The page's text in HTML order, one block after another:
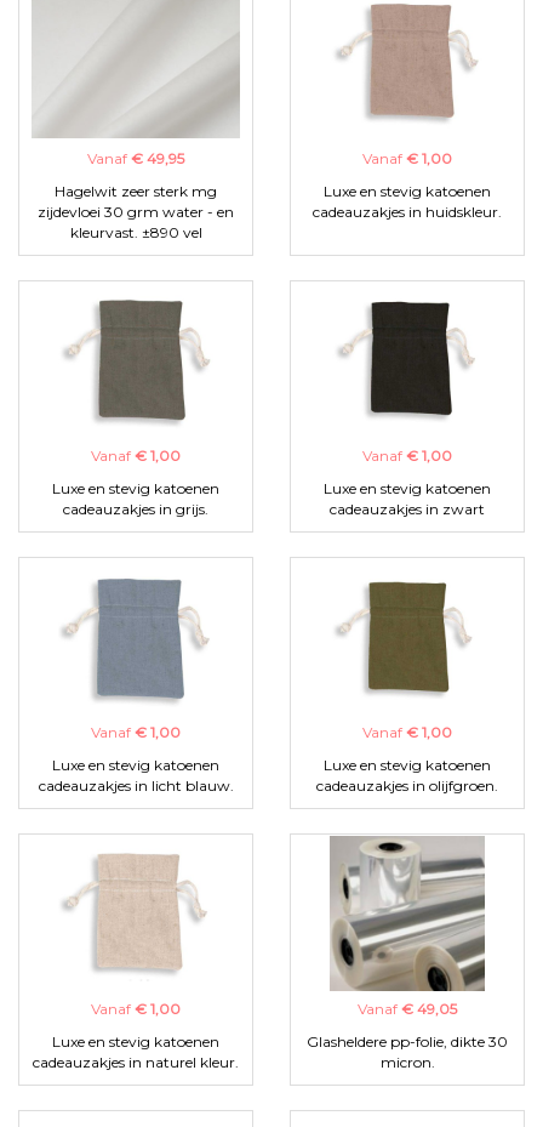
Vanaf € 49,95
Hagelwit zeer sterk mg
zijdevloei 30 grm water - en
kleurvast. ±890 vel
Vanaf € 1,00
Luxe en stevig katoenen
cadeauzakjes in huidskleur.
Vanaf € 1,00
Luxe en stevig katoenen
cadeauzakjes in grijs.
Vanaf € 1,00
Luxe en stevig katoenen
cadeauzakjes in zwart
Vanaf € 1,00
Luxe en stevig katoenen
cadeauzakjes in licht blauw.
Vanaf € 1,00
Luxe en stevig katoenen
cadeauzakjes in olijfgroen.
Vanaf € 1,00
Luxe en stevig katoenen
cadeauzakjes in naturel kleur.
Vanaf € 49,05
Glasheldere pp-folie, dikte 30
micron.